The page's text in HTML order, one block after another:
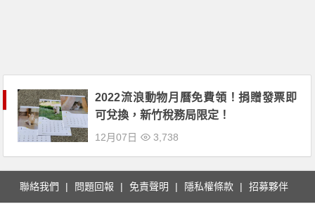
2022流浪動物月曆免費領！捐贈發票即
可兌換，新竹稅務局限定！
12月07日 3,738
聯絡我們 問題回報 免責聲明 隱私權條款 招募夥伴